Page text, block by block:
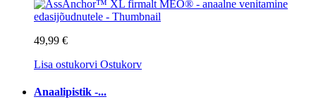
49,99 €
Lisa ostukorvi Ostukorv
Anaalipistik -...